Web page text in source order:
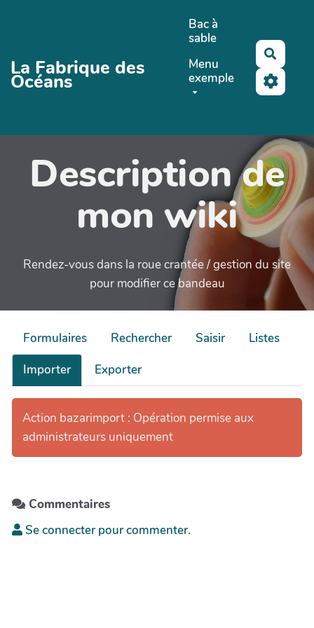
La Fabrique des
Océans
Bac à
sable
Menu
exemple
Description de
mon wiki
Rendez-vous dans la roue crantée / gestion du site
pour modifier ce bandeau
Formulaires Rechercher Saisir
Listes
Importer
Exporter
Action bazarimport : Opération permise aux
administrateurs uniquement
Commentaires
Se connecter pour commenter.